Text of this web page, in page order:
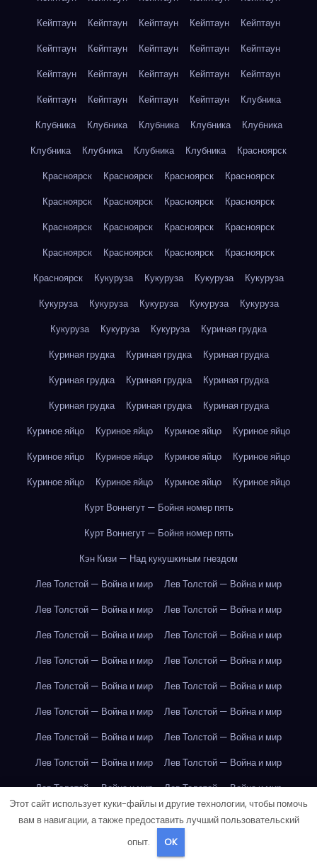
Кейптаун
Кейптаун Кейптаун Кейптаун
Кейптаун
Кейптаун
Кейптаун Кейптаун Кейптаун
Кейптаун
Кейптаун
Кейптаун Кейптаун Кейптаун
Кейптаун
Кейптаун
Кейптаун Кейптаун Кейптаун
Клубника
Клубника
Клубника Клубника Клубника
Клубника
Клубника
Клубника Клубника Клубника
Красноярск
Красноярск
Красноярск Красноярск
Красноярск
Красноярск
Красноярск Красноярск
Красноярск
Красноярск
Красноярск Красноярск
Красноярск
Красноярск
Красноярск Красноярск
Красноярск
Красноярск
Кукуруза Кукуруза Кукуруза
Кукуруза
Кукуруза
Кукуруза Кукуруза Кукуруза
Кукуруза
Кукуруза
Кукуруза Кукуруза
Куриная грудка
Куриная грудка
Куриная грудка
Куриная грудка
Куриная грудка
Куриная грудка
Куриная грудка
Куриная грудка
Куриная грудка
Куриная грудка
Куриное яйцо
Куриное яйцо Куриное яйцо
Куриное яйцо
Куриное яйцо
Куриное яйцо Куриное яйцо
Куриное яйцо
Куриное яйцо
Куриное яйцо Куриное яйцо
Куриное яйцо
Курт Воннегут — Бойня номер пять
Курт Воннегут — Бойня номер пять
Кэн Кизи — Над кукушкиным гнездом
Лев Толстой — Война и мир
Лев Толстой — Война и мир
Лев Толстой — Война и мир
Лев Толстой — Война и мир
Лев Толстой — Война и мир
Лев Толстой — Война и мир
Лев Толстой — Война и мир
Лев Толстой — Война и мир
Лев Толстой — Война и мир
Лев Толстой — Война и мир
Лев Толстой — Война и мир
Лев Толстой — Война и мир
Лев Толстой — Война и мир
Лев Толстой — Война и мир
Лев Толстой — Война и мир
Лев Толстой — Война и мир
Лев Толстой — Война и мир
Лев Толстой — Война и мир
Лондон Лондон Лондон Лондон
Лондон Лондон
Этот сайт использует куки-файлы и другие технологии, чтобы помочь
вам в навигации, а также предоставить лучший пользовательский
опыт.
OK